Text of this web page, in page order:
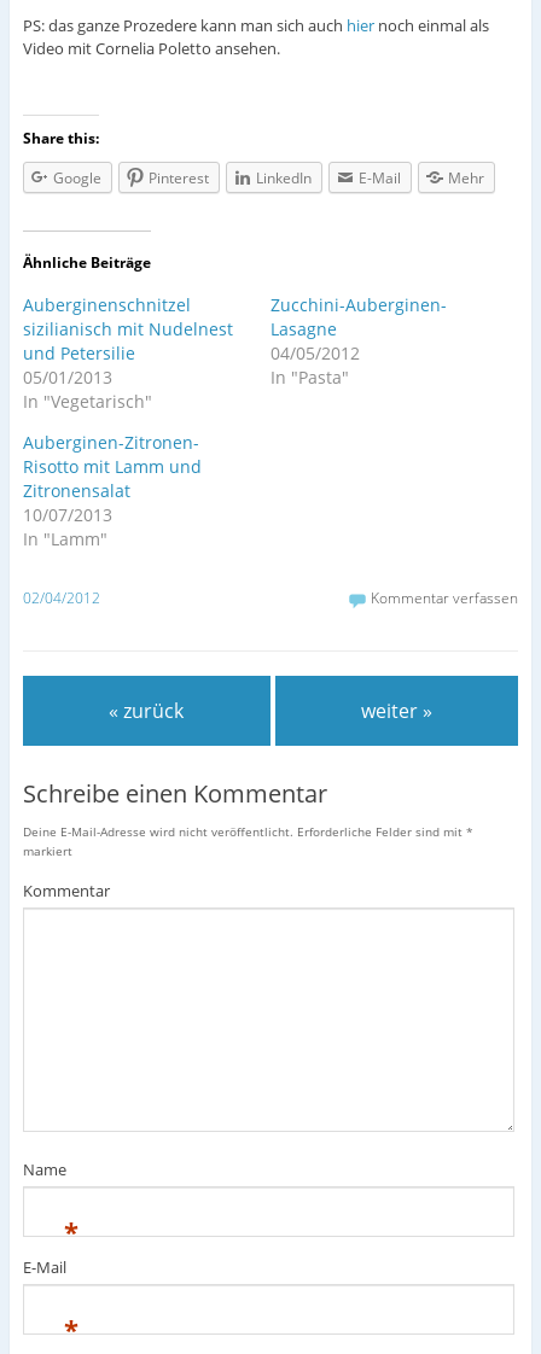
PS: das ganze Prozedere kann man sich auch hiernoch einmal als
Video mit Cornelia Poletto ansehen.
Share this:
Google
Pinterest LinkedIn E-Mail Mehr
Ähnliche Beiträge
Auberginenschnitzel
sizilianisch mit Nudelnest
und Petersilie
05/01/2013
In "Vegetarisch"
Zucchini-Auberginen-
Lasagne
04/05/2012
In "Pasta"
Auberginen-Zitronen-
Risotto mit Lamm und
Zitronensalat
10/07/2013
In "Lamm"
02/04/2012 Kommentar verfassen
« zurück weiter »
Schreibe einen Kommentar
Deine E-Mail-Adresse wird nicht veröffentlicht. Erforderliche Felder sind mit *
markiert
Kommentar
Name
*
E-Mail
*